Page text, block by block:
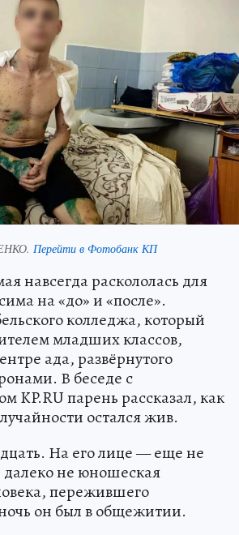
Перейти в Фотобанк КП
навсегда раскололась для
на «до» и «после».
колледжа, который
младших классов,
ада, развёрнутого
В беседе с
KP.RU парень рассказал, как
остался жив.
На его лице — еще не
далеко не юношеская
пережившего
он был в общежитии.